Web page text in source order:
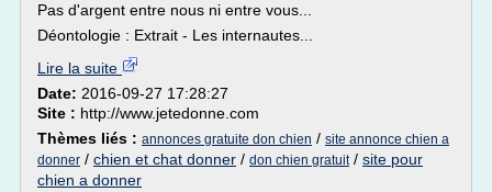
Pas d'argent entre nous ni entre vous...
Déontologie : Extrait - Les internautes...
Lire la suite
Date: 2016-09-27 17:28:27
Site : http://www.jetedonne.com
Thèmes liés : annonces gratuite don chien / site annonce chien a
donner / chien et chat donner / don chien gratuit/ site pour
chien a donner